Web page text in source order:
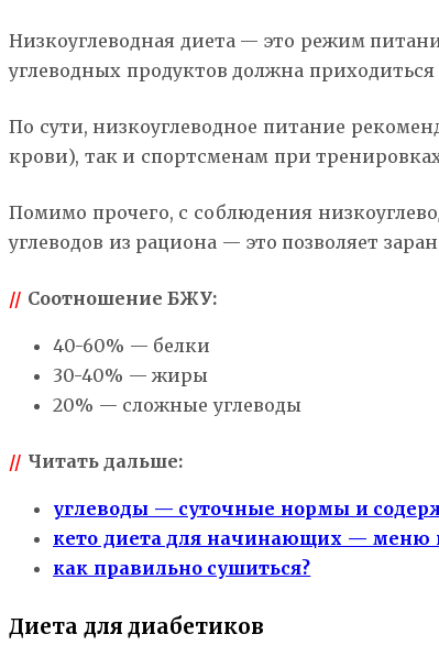
Низкоуглеводная диета — это режим
углеводных продуктов должна
По сути, низкоуглеводное питание
крови), так и спортсменам при
Помимо прочего, с соблюдения
углеводов из рациона — это позволяет
// Соотношение БЖУ:
40-60% — белки
30-40% — жиры
20% — сложные углеводы
// Читать дальше:
углеводы — суточные нормы и
кето диета для начинающих — меню
как правильно сушиться?
Диета для диабетиков